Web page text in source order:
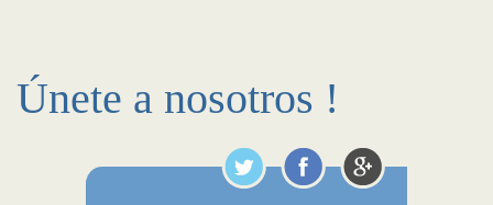
Únete a nosotros !